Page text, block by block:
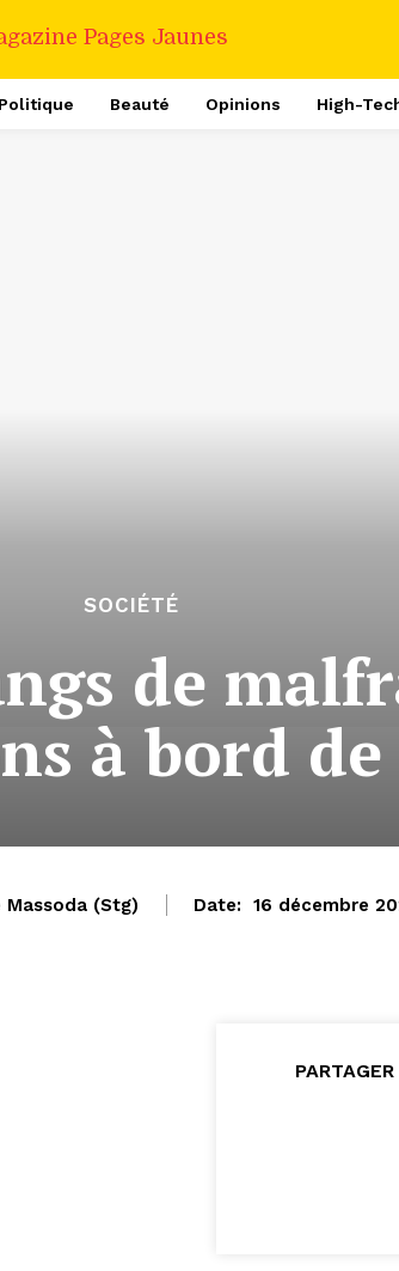
Politique Beauté Opinions High-
SOCIÉTÉ
de
à bord
Massoda (Stg) Date: 16 décembre
PARTAGER